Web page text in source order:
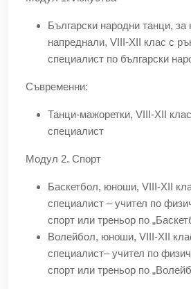
Български народни танци,
напреднали, VIII-XII клас с
специалист по български
Съвременни:
Танци-мажоретки, VIII-XII
специалист
Модул 2. Спорт
Баскетбол, юноши, VIII-XII
специалист – учител по
спорт или треньор по
Волейбол, юноши, VIII-XII
специалист– учител по
спорт или треньор по